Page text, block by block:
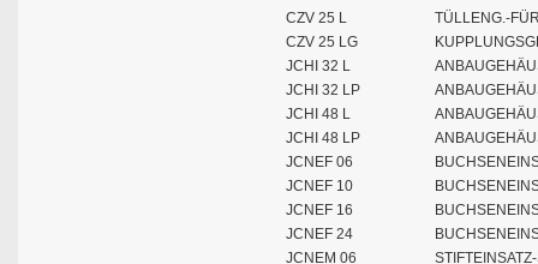
CZV 25 L
TÜLLENG.-
CZV 25 LG
JCHI 32 L
JCHI 32 LP
JCHI 48 L
JCHI 48 LP
JCNEF 06
JCNEF 10
JCNEF 16
JCNEF 24
JCNEM 06